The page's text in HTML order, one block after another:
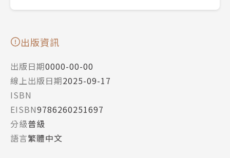
出版資訊
出版日期0000-00-00
線上出版日期2025-09-17
ISBN
EISBN9786260251697
分級普級
語言繁體中文